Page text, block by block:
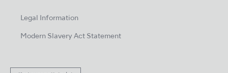
Legal Information
Modern Slavery Act Statement